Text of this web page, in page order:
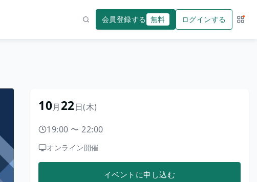
会員登録する 無料 ログインする サー
10月22日(木)
19:00 〜 22:00
オンライン開催
イベントに申し込む